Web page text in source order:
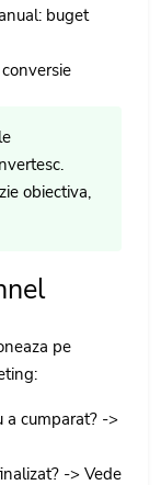
buget
obiectiva,
pe
a cumparat? ->
-> Vede